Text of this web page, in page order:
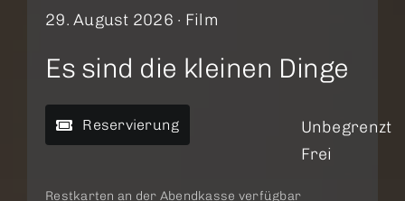
29. August 2026 · Film
Es sind die kleinen Dinge
Reservierung
Unbegrenzt
Frei
Restkarten an der Abendkasse verfügbar